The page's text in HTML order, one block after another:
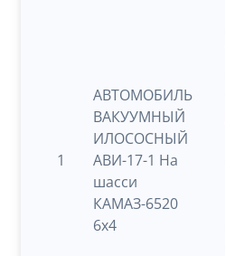
1
АВТОМОБИЛЬ
ВАКУУМНЫЙ
ИЛОСОСНЫЙ
АВИ-17-1 На
шасси
КАМАЗ-6520
6х4